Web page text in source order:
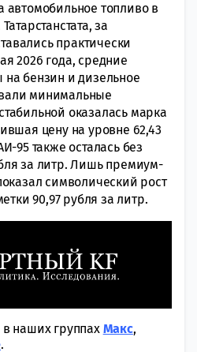
автомобильное топливо в
за
практически
2026 года, средние
на бензин и дизельное
минимальные
оказалась марка
цену на уровне 62,43
95 также осталась без
за литр. Лишь премиум-
символический рост
90,97 рубля за литр.
наших группах Макс,
.